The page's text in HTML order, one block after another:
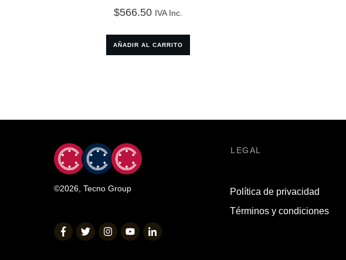
$566.50 IVA Inc.
AÑADIR AL CARRITO
©2026 Tecno Group
LEGAL
Política de privacidad
Términos y condiciones